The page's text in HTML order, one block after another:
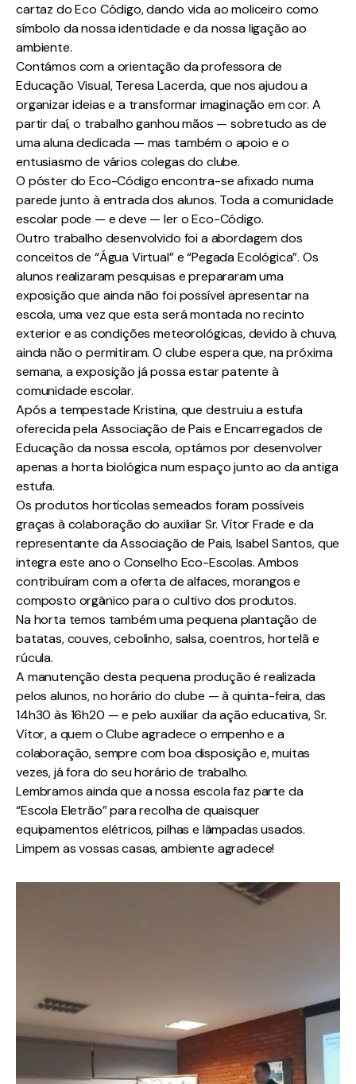
cartaz do Eco Código, dando vida ao moliceiro como
símbolo da nossa identidade e da nossa ligação ao
ambiente.
Contámos com a orientação da professora de
Educação Visual, Teresa Lacerda, que nos ajudou a
organizar ideias e a transformar imaginação em cor. A
partir daí, o trabalho ganhou mãos — sobretudo as de
uma aluna dedicada — mas também o apoio e o
entusiasmo de vários colegas do clube.
O póster do Eco-Código encontra-se afixado numa
parede junto à entrada dos alunos. Toda a comunidade
escolar pode — e deve — ler o Eco-Código.
Outro trabalho desenvolvido foi a abordagem dos
conceitos de “Água Virtual” e “Pegada Ecológica”. Os
alunos realizaram pesquisas e prepararam uma
exposição que ainda não foi possível apresentar na
escola, uma vez que esta será montada no recinto
exterior e as condições meteorológicas, devido à chuva,
ainda não o permitiram. O clube espera que, na próxima
semana, a exposição já possa estar patente à
comunidade escolar.
Após a tempestade Kristina, que destruiu a estufa
oferecida pela Associação de Pais e Encarregados de
Educação da nossa escola, optámos por desenvolver
apenas a horta biológica num espaço junto ao da antiga
estufa.
Os produtos hortícolas semeados foram possíveis
graças à colaboração do auxiliar Sr. Vítor Frade e da
representante da Associação de Pais, Isabel Santos, que
integra este ano o Conselho Eco-Escolas. Ambos
contribuíram com a oferta de alfaces, morangos e
composto orgânico para o cultivo dos produtos.
Na horta temos também uma pequena plantação de
batatas, couves, cebolinho, salsa, coentros, hortelã e
rúcula.
A manutenção desta pequena produção é realizada
pelos alunos, no horário do clube — à quinta-feira, das
14h30 às 16h20 — e pelo auxiliar da ação educativa, Sr.
Vítor, a quem o Clube agradece o empenho e a
colaboração, sempre com boa disposição e, muitas
vezes, já fora do seu horário de trabalho.
Lembramos ainda que a nossa escola faz parte da
“Escola Eletrão” para recolha de quaisquer
equipamentos elétricos, pilhas e lâmpadas usados.
Limpem as vossas casas, ambiente agradece!